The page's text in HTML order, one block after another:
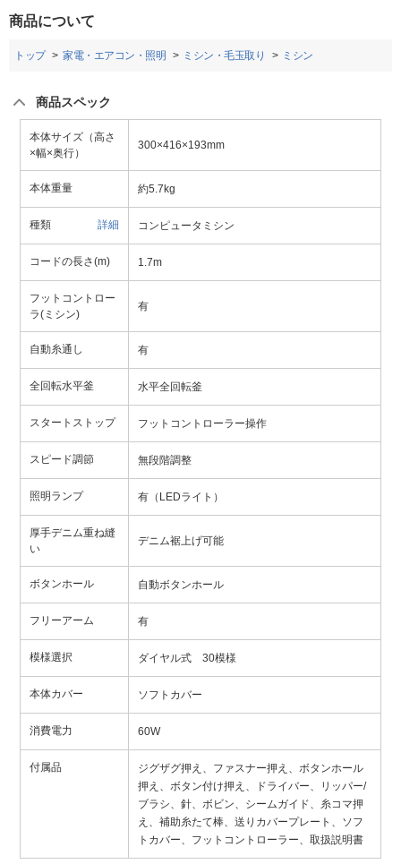
商品について
トップ 家電・エアコン・照明 ミシン・毛玉取り ミシン
商品スペック
本体サイズ（高さ
×幅×奥行）
300×416×193mm
本体重量 約5.7kg
種類 詳細 コンピュータミシン
コードの長さ(m) 1.7m
フットコントロー
ラ(ミシン)
有
自動糸通し 有
全回転水平釜 水平全回転釜
スタートストップ フットコントローラー操作
スピード調節 無段階調整
照明ランプ 有（LEDライト）
厚手デニム重ね縫
い
デニム裾上げ可能
ボタンホール 自動ボタンホール
フリーアーム 有
模様選択 ダイヤル式 30模様
本体カバー ソフトカバー
消費電力 60W
付属品
ジグザグ押え、ファスナー押え、ボタンホール
押え、ボタン付け押え、ドライバー、リッパー/
ブラシ、針、ボビン、シームガイド、糸コマ押
え、補助糸たて棒、送りカバープレート、ソフ
トカバー、フットコントローラー、取扱説明書